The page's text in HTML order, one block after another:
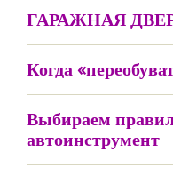
ГАРАЖНАЯ
Когда
Выбираем
автоинструмент